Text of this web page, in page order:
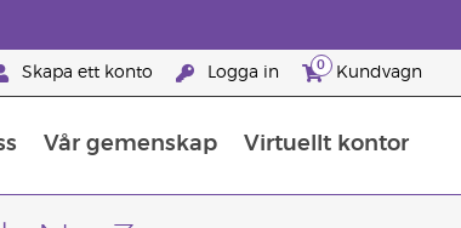
Skapa ett konto Logga in 0 Kundvagn
Vår gemenskap Virtuellt kontor